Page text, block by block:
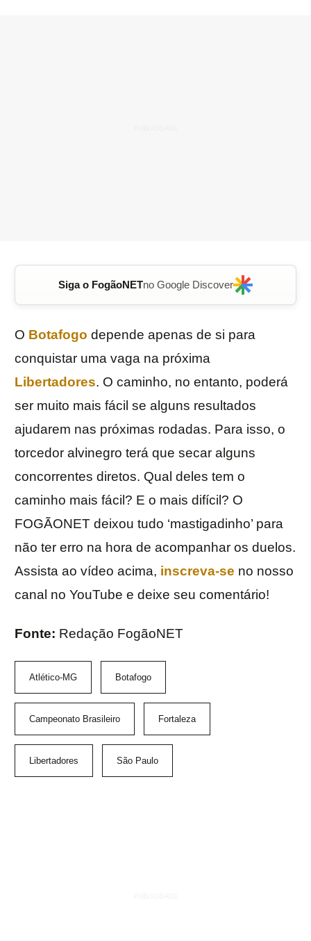
Siga o FogãoNETno Google Discover
O Botafogo depende apenas de si para
conquistar uma vaga na próxima
Libertadores. O caminho, no entanto, poderá
ser muito mais fácil se alguns resultados
ajudarem nas próximas rodadas. Para isso, o
torcedor alvinegro terá que secar alguns
concorrentes diretos. Qual deles tem o
caminho mais fácil? E o mais difícil? O
FOGÃONET deixou tudo ‘mastigadinho’ para
não ter erro na hora de acompanhar os duelos.
Assista ao vídeo acima, inscreva-se no nosso
canal no YouTube e deixe seu comentário!
Fonte: Redação FogãoNET
Atlético-MG Botafogo
Campeonato Brasileiro Fortaleza
Libertadores São Paulo